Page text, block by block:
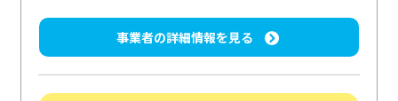
事業者の詳細情報を見る